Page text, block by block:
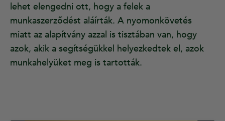
lehet elengedni ott, hogy a felek a
munkaszerződést aláírták. A nyomonkövetés
miatt az alapítvány azzal is tisztában van, hogy
azok, akik a segítségükkel helyezkedtek el, azok
munkahelyüket meg is tartották.